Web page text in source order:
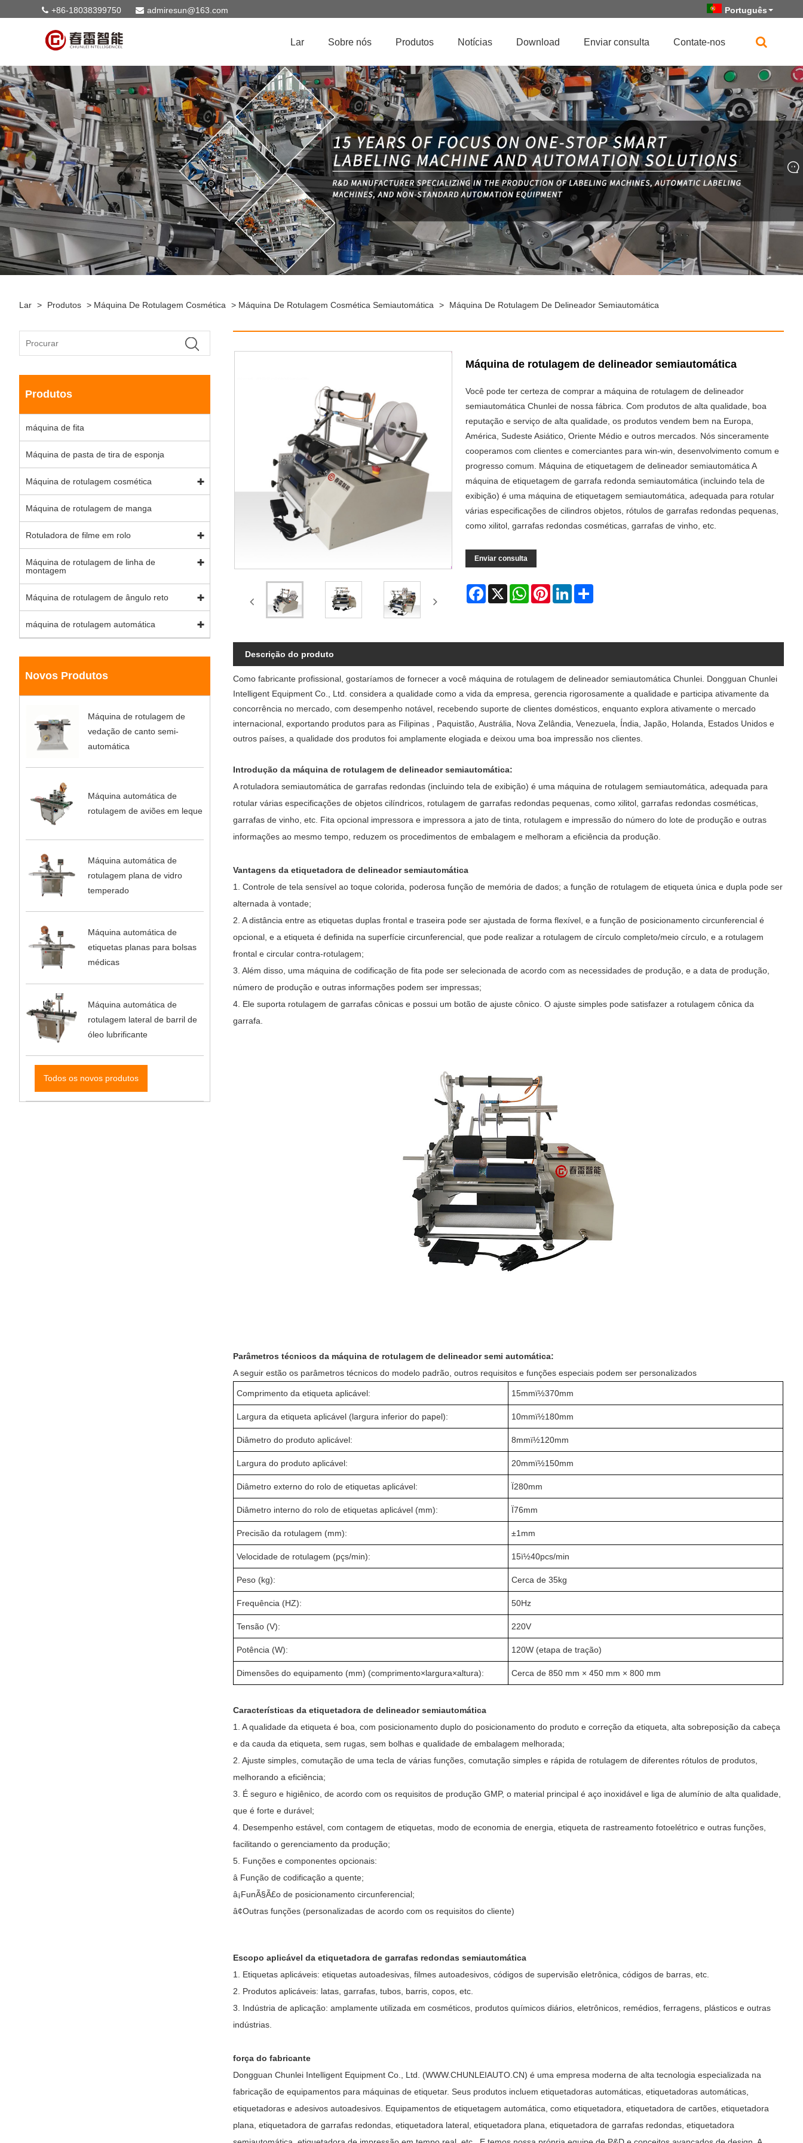
+86-18038399750 admiresun@163.com Português
Lar Sobre nós Produtos Notícias Download Enviar consulta Contate-nos
Lar > Produtos > Máquina De Rotulagem Cosmética > Máquina De Rotulagem Cosmética Semiautomática > Máquina De Rotulagem De Delineador Semiautomática
Produtos
máquina de fita
Máquina de pasta de tira de esponja
Máquina de rotulagem cosmética
Máquina de rotulagem de manga
Rotuladora de filme em rolo
Máquina de rotulagem de linha de
montagem
Máquina de rotulagem de ângulo reto
máquina de rotulagem automática
Novos Produtos
Máquina de rotulagem de
vedação de canto semi-
automática
Máquina automática de
rotulagem de aviões em leque
Máquina automática de
rotulagem plana de vidro
temperado
Máquina automática de
etiquetas planas para bolsas
médicas
Máquina automática de
rotulagem lateral de barril de
óleo lubrificante
Todos os novos produtos
Máquina de rotulagem de delineador semiautomática
Você pode ter certeza de comprar a máquina de rotulagem de delineador
semiautomática Chunlei de nossa fábrica. Com produtos de alta qualidade, boa
reputação e serviço de alta qualidade, os produtos vendem bem na Europa,
América, Sudeste Asiático, Oriente Médio e outros mercados. Nós sinceramente
cooperamos com clientes e comerciantes para win-win, desenvolvimento comum e
progresso comum. Máquina de etiquetagem de delineador semiautomática A
máquina de etiquetagem de garrafa redonda semiautomática (incluindo tela de
exibição) é uma máquina de etiquetagem semiautomática, adequada para rotular
várias especificações de cilindros objetos, rótulos de garrafas redondas pequenas,
como xilitol, garrafas redondas cosméticas, garrafas de vinho, etc.
Enviar consulta
Facebook
X WhatsAppPinterestLinkedIn
Descrição do produto
Como fabricante profissional, gostaríamos de fornecer a você máquina de rotulagem de delineador semiautomática Chunlei. Dongguan Chunlei
Intelligent Equipment Co., Ltd. considera a qualidade como a vida da empresa, gerencia rigorosamente a qualidade e participa ativamente da
concorrência no mercado, com desempenho notável, recebendo suporte de clientes domésticos, enquanto explora ativamente o mercado
internacional, exportando produtos para as Filipinas , Paquistão, Austrália, Nova Zelândia, Venezuela, Índia, Japão, Holanda, Estados Unidos e
outros países, a qualidade dos produtos foi amplamente elogiada e deixou uma boa impressão nos clientes.
Introdução da máquina de rotulagem de delineador semiautomática:
A rotuladora semiautomática de garrafas redondas (incluindo tela de exibição) é uma máquina de rotulagem semiautomática, adequada para
rotular várias especificações de objetos cilíndricos, rotulagem de garrafas redondas pequenas, como xilitol, garrafas redondas cosméticas,
garrafas de vinho, etc. Fita opcional impressora e impressora a jato de tinta, rotulagem e impressão do número do lote de produção e outras
informações ao mesmo tempo, reduzem os procedimentos de embalagem e melhoram a eficiência da produção.
Vantagens da etiquetadora de delineador semiautomática
1. Controle de tela sensível ao toque colorida, poderosa função de memória de dados; a função de rotulagem de etiqueta única e dupla pode ser
alternada à vontade;
2. A distância entre as etiquetas duplas frontal e traseira pode ser ajustada de forma flexível, e a função de posicionamento circunferencial é
opcional, e a etiqueta é definida na superfície circunferencial, que pode realizar a rotulagem de círculo completo/meio círculo, e a rotulagem
frontal e circular contra-rotulagem;
3. Além disso, uma máquina de codificação de fita pode ser selecionada de acordo com as necessidades de produção, e a data de produção,
número de produção e outras informações podem ser impressas;
4. Ele suporta rotulagem de garrafas cônicas e possui um botão de ajuste cônico. O ajuste simples pode satisfazer a rotulagem cônica da
garrafa.
Parâmetros técnicos da máquina de rotulagem de delineador semi automática:
A seguir estão os parâmetros técnicos do modelo padrão, outros requisitos e funções especiais podem ser personalizados
Comprimento da etiqueta aplicável: 15mmï½370mm
Largura da etiqueta aplicável (largura inferior do papel): 10mmï½180mm
Diâmetro do produto aplicável: 8mmï½120mm
Largura do produto aplicável: 20mmï½150mm
Diâmetro externo do rolo de etiquetas aplicável: Ï280mm
Diâmetro interno do rolo de etiquetas aplicável (mm): Ï76mm
Precisão da rotulagem (mm): ±1mm
Velocidade de rotulagem (pçs/min): 15ï½40pcs/min
Peso (kg): Cerca de 35kg
Frequência (HZ): 50Hz
Tensão (V): 220V
Potência (W): 120W (etapa de tração)
Dimensões do equipamento (mm) (comprimento×largura×altura): Cerca de 850 mm × 450 mm × 800 mm
Características da etiquetadora de delineador semiautomática
1. A qualidade da etiqueta é boa, com posicionamento duplo do posicionamento do produto e correção da etiqueta, alta sobreposição da cabeça
e da cauda da etiqueta, sem rugas, sem bolhas e qualidade de embalagem melhorada;
2. Ajuste simples, comutação de uma tecla de várias funções, comutação simples e rápida de rotulagem de diferentes rótulos de produtos,
melhorando a eficiência;
3. É seguro e higiênico, de acordo com os requisitos de produção GMP, o material principal é aço inoxidável e liga de alumínio de alta qualidade,
que é forte e durável;
4. Desempenho estável, com contagem de etiquetas, modo de economia de energia, etiqueta de rastreamento fotoelétrico e outras funções,
facilitando o gerenciamento da produção;
5. Funções e componentes opcionais:
â Função de codificação a quente;
â¡FunÃ§Ã£o de posicionamento circunferencial;
â¢Outras funções (personalizadas de acordo com os requisitos do cliente)
Escopo aplicável da etiquetadora de garrafas redondas semiautomática
1. Etiquetas aplicáveis: etiquetas autoadesivas, filmes autoadesivos, códigos de supervisão eletrônica, códigos de barras, etc.
2. Produtos aplicáveis: latas, garrafas, tubos, barris, copos, etc.
3. Indústria de aplicação: amplamente utilizada em cosméticos, produtos químicos diários, eletrônicos, remédios, ferragens, plásticos e outras
indústrias.
força do fabricante
Dongguan Chunlei Intelligent Equipment Co., Ltd. (WWW.CHUNLEIAUTO.CN) é uma empresa moderna de alta tecnologia especializada na
fabricação de equipamentos para máquinas de etiquetar. Seus produtos incluem etiquetadoras automáticas, etiquetadoras automáticas,
etiquetadoras e adesivos autoadesivos. Equipamentos de etiquetagem automática, como etiquetadora, etiquetadora de cartões, etiquetadora
plana, etiquetadora de garrafas redondas, etiquetadora lateral, etiquetadora plana, etiquetadora de garrafas redondas, etiquetadora